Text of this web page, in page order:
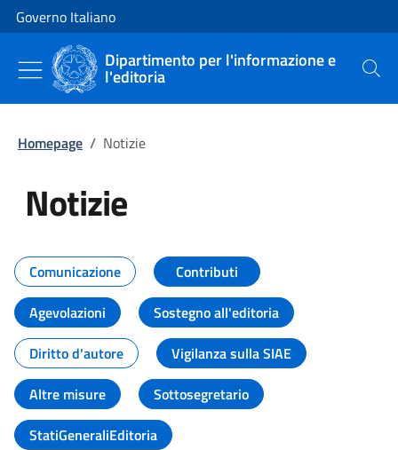
Vai al contenuto
Vai alla navigazione del sito
Governo Italiano
Dipartimento per l'informazione e
l'editoria Cerca
Homepage / Notizie
Notizie
Tutti i contenuti della pagina
Comunicazione
Contributi
Agevolazioni
Sostegno all'editoria
Diritto d'autore
Vigilanza sulla SIAE
Altre misure
Sottosegretario
StatiGeneraliEditoria